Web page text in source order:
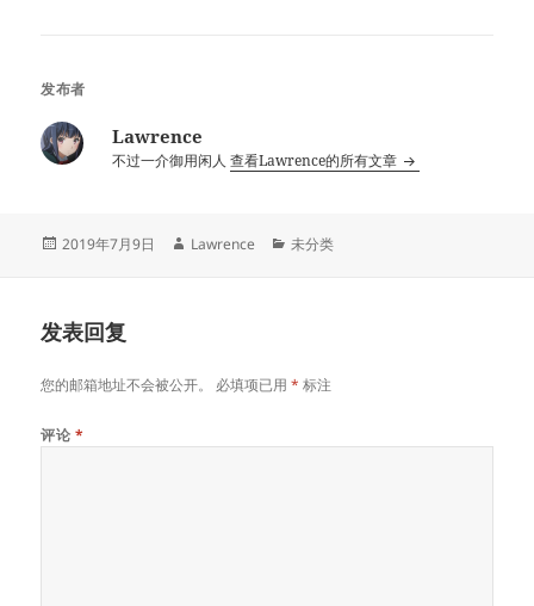
发布者
Lawrence
不过一介御用闲人查看Lawrence的所有文章
发
2019年7月9日
作
Lawrence
分
未分类
发表回复
您的邮箱地址不会被公开。 必填项已用* 标注
评论 *